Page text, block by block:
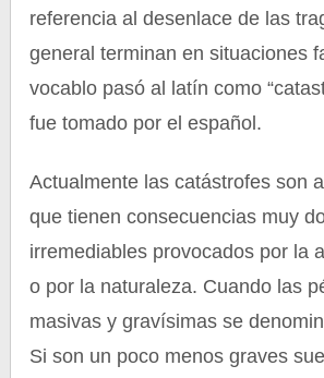
referencia al desenlace de las
general terminan en situaciones
vocablo pasó al latín como
fue tomado por el español.
Actualmente las catástrofes son
que tienen consecuencias muy
irremediables provocados por la
o por la naturaleza. Cuando las
masivas y gravísimas se
Si son un poco menos graves